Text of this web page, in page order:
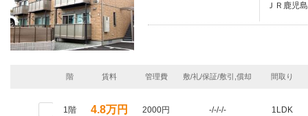
ＪＲ鹿児
階 賃料 管理費 敷/礼/保証/敷引,償却 間取り
1階 4.8万円 2000円 -/-/-/- 1LDK